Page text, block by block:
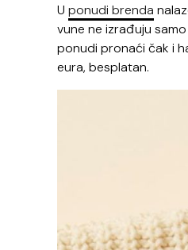
U ponudi brenda
vune ne izrađuju
ponudi pronaći čak i
eura, besplatan.